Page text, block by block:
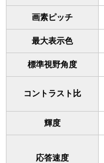
画素ピッチ
最大表示色
標準視野角度
コントラスト比
輝度
応答速度